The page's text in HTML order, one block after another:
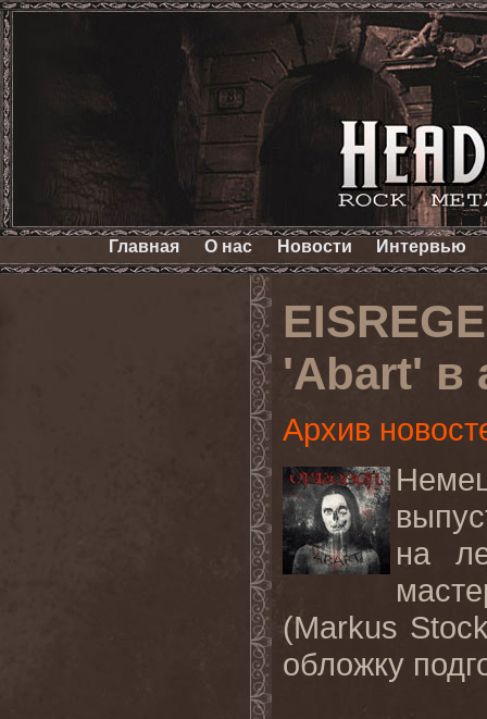
Главная О нас Новости Интервью
'Abart' в
Архив
на
(Markus
обложку